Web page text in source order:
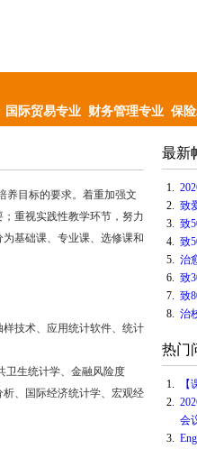
国际贸易专业 财务管理专业 保
养目标的要求。着重加强文
重视实践性教学环节，努力
基础课、专业课、选修课和
技术、应用统计软件、统计
卫生统计学、金融风险度
、国际经济统计学、宏观经
最新
1.
2. 致
3. 致
4. 致
5. 治
6. 致
7. 致
8. 治
热门
1.
2.
会
3.